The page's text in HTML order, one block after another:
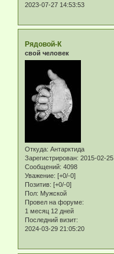
2023-07-27 14:53:53
Рядовой-К
свой человек
Откуда: Антарктида
Зарегистрирован: 2015-02-25
Сообщений: 4098
Уважение: [+0/-0]
Позитив: [+0/-0]
Пол: Мужской
Провел на форуме:
1 месяц 12 дней
Последний визит:
2024-03-29 21:05:20